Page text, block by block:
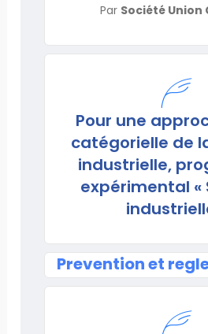
Par Société Union
Pour une
catégorielle de
industrielle,
expérimental «
Prevention et